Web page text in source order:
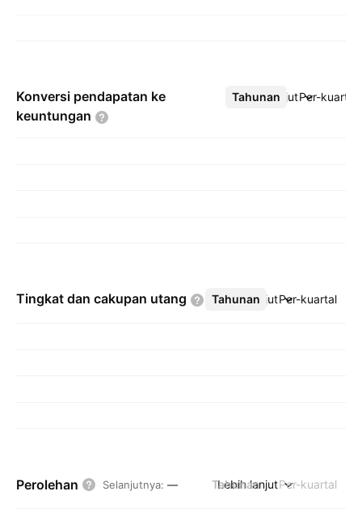
Konversi pendapatan ke
keuntungan
Tahunan Per-kuartal
Lebih lanjut
Tingkat dan cakupan utang Tahunan Per-kuartal
Lebih lanjut
Perolehan Selanjutnya: — Tahunan Per-kuartal
Lebih lanjut